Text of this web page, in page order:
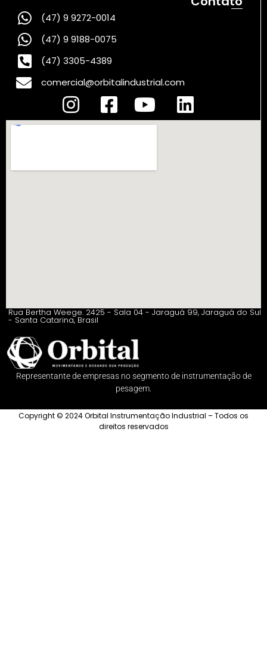
(47) 9 9272-0014
(47) 9 9188-0075
(47) 3305-4389
comercial@orbitalindustrial.com
Rua Bertha Weege. 2425 - Sala 04 - Jaraguá 99, Jaraguá do Sul
- Santa Catarina, Brasil
Representante de empresas no segmento de instrumentação de
pesagem.
Copyright © 2024 Orbital Instrumentação Industrial – Todos os
direitos reservados